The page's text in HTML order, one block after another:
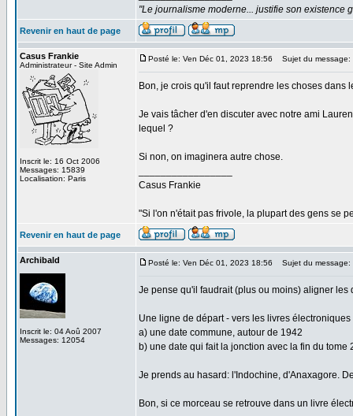
"Le journalisme moderne... justifie son
Revenir en haut de page
Casus Frankie
Administrateur - Site Admin
Inscrit le: 16 Oct 2006
Messages: 15839
Localisation: Paris
Posté le: Ven Déc 01, 2023 18:56 Sujet du message:
Bon, je crois qu'il faut reprendre les choses
Je vais tâcher d'en discuter avec notre ami
lequel ?
Si non, on imaginera autre chose.
Casus Frankie
"Si l'on n'était pas frivole, la plupart des gens se
Revenir en haut de page
Archibald
Inscrit le: 04 Aoû 2007
Messages: 12054
Posté le: Ven Déc 01, 2023 18:56 Sujet du message:
Je pense qu'il faudrait (plus ou moins) aligner
Une ligne de départ - vers les livres
a) une date commune, autour de 1942
b) une date qui fait la jonction avec la fin du tome
Je prends au hasard: l'Indochine, d'Anaxagore.
Bon, si ce morceau se retrouve dans un livre